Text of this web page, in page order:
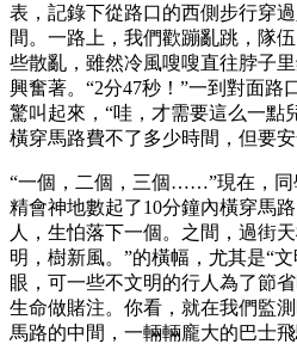
表，記錄下從路口的西側步行穿
間。一路上，我們歡蹦亂跳，隊
些散亂，雖然冷風嗖嗖直往脖子
興奮著。“2分47秒！”一到對面路
驚叫起來，“哇，才需要這么一點
橫穿馬路費不了多少時間，但要安
“一個，二個，三個……”現在，同
精會神地數起了10分鐘內橫穿馬
人，生怕落下一個。之間，過街
明，樹新風。”的橫幅，尤其是“
眼，可一些不文明的行人為了節
生命做賭注。你看，就在我們監
馬路的中間，一輛輛龐大的巴士